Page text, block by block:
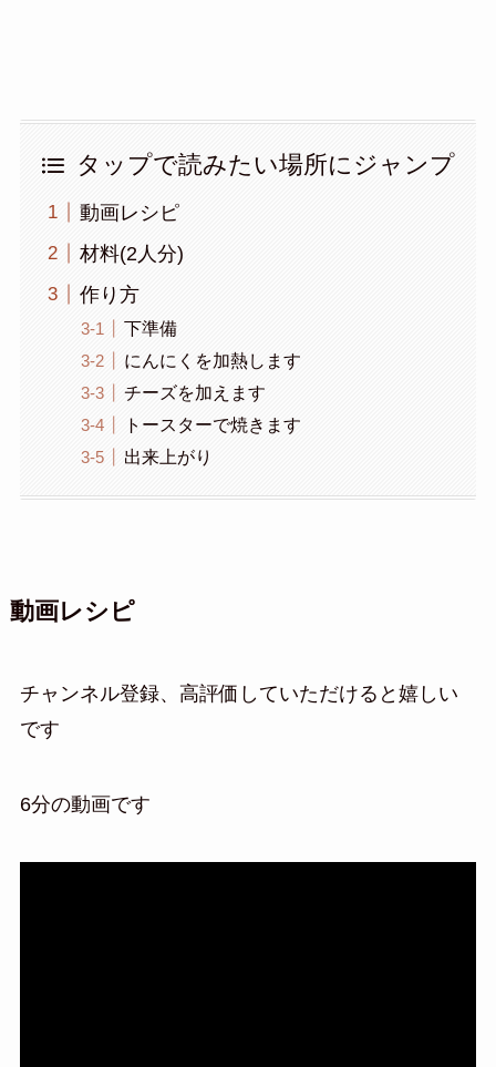
タップで読みたい場所にジャンプ
動画レシピ
材料(2人分)
作り方
下準備
にんにくを加熱します
チーズを加えます
トースターで焼きます
出来上がり
動画レシピ
チャンネル登録、高評価していただけると嬉しい
です
6分の動画です